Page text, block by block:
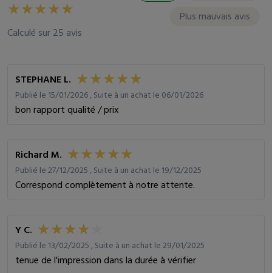
Calculé sur 25 avis
Plus mauvais avis
STEPHANE L.
Publié le 15/01/2026 , Suite à un achat le 06/01/2026
bon rapport qualité / prix
Richard M.
Publié le 27/12/2025 , Suite à un achat le 19/12/2025
Correspond complètement à notre attente.
Y C.
Publié le 13/02/2025 , Suite à un achat le 29/01/2025
tenue de l'impression dans la durée à vérifier